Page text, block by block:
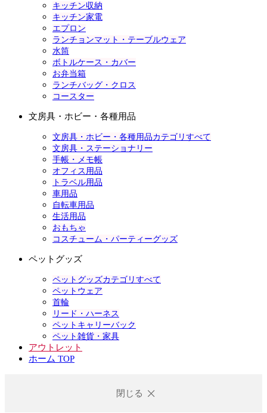
キッチン収納
キッチン家電
エプロン
ランチョンマット・テーブルウェア
水筒
ボトルケース・カバー
お弁当箱
ランチバッグ・クロス
コースター
文房具・ホビー・各種用品
文房具・ホビー・各種用品カテゴリすべて
文房具・ステーショナリー
手帳・メモ帳
オフィス用品
トラベル用品
車用品
自転車用品
生活用品
おもちゃ
コスチューム・パーティーグッズ
ペットグッズ
ペットグッズカテゴリすべて
ペットウェア
首輪
リード・ハーネス
ペットキャリーバック
ペット雑貨・家具
アウトレット
ホーム TOP
閉じる